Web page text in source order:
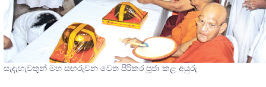
සැදැහැවතුන් මහ සඟරුවන වෙත පිරිකර පූජා කළ අයුරු